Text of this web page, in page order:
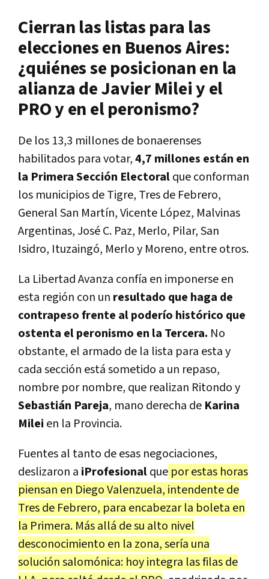
Cierran las listas para las
elecciones en Buenos Aires:
¿quiénes se posicionan en la
alianza de Javier Milei y el
PRO y en el peronismo?
De los 13,3 millones de bonaerenses
habilitados para votar,4,7 millones están en
la Primera Sección Electoralque conforman
los municipios de Tigre, Tres de Febrero,
General San Martín, Vicente López, Malvinas
Argentinas, José C. Paz, Merlo, Pilar, San
Isidro, Ituzaingó, Merlo y Moreno, entre otros.
La Libertad Avanza confía en imponerse en
esta región con un resultado que haga de
contrapeso frente al poderío histórico que
ostenta el peronismo en la Tercera. No
obstante, el armado de la lista para esta y
cada sección está sometido a un repaso,
nombre por nombre, que realizan Ritondo y
Sebastián Pareja, mano derecha de Karina
Milei en la Provincia.
Fuentes al tanto de esas negociaciones,
deslizaron a iProfesionalque por estas horas
piensan en Diego Valenzuela, intendente de
Tres de Febrero, para encabezar la boleta en
la Primera. Más allá de su alto nivel
desconocimiento en la zona, sería una
solución salomónica: hoy integra las filas de